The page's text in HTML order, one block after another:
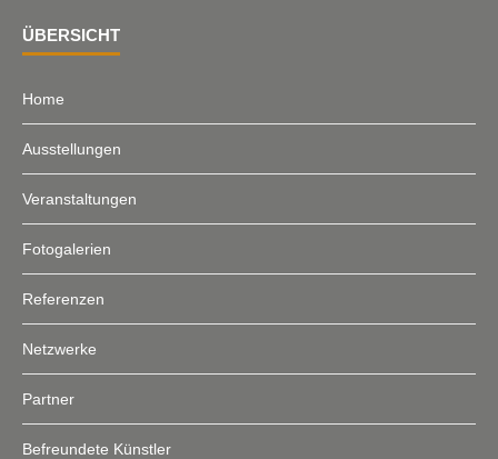
ÜBERSICHT
Home
Ausstellungen
Veranstaltungen
Fotogalerien
Referenzen
Netzwerke
Partner
Befreundete Künstler